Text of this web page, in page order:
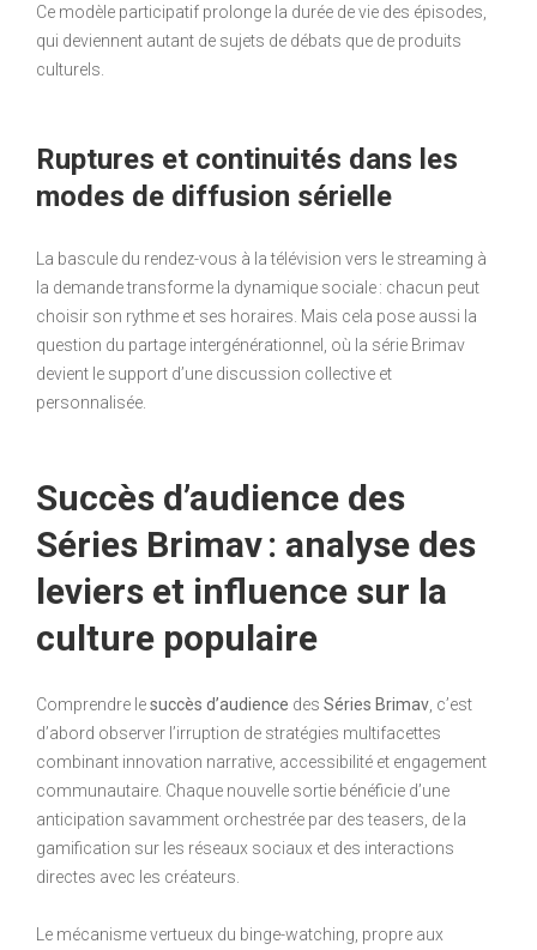
Ce modèle participatif prolonge la durée de vie des épisodes,
qui deviennent autant de sujets de débats que de produits
culturels.
Ruptures et continuités dans les
modes de diffusion sérielle
La bascule du rendez-vous à la télévision vers le streaming à
la demande transforme la dynamique sociale : chacun peut
choisir son rythme et ses horaires. Mais cela pose aussi la
question du partage intergénérationnel, où la série Brimav
devient le support d’une discussion collective et
personnalisée.
Succès d’audience des
Séries Brimav : analyse des
leviers et influence sur la
culture populaire
Comprendre lesuccès d’audience des Séries Brimav , c’est
d’abord observer l’irruption de stratégies multifacettes
combinant innovation narrative, accessibilité et engagement
communautaire. Chaque nouvelle sortie bénéficie d’une
anticipation savamment orchestrée par des teasers, de la
gamification sur les réseaux sociaux et des interactions
directes avec les créateurs.
Le mécanisme vertueux du binge-watching, propre aux